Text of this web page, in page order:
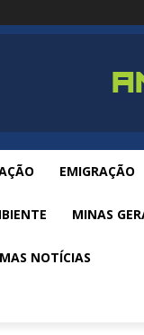
EMIGRAÇÃO
MINAS
NOTÍCIAS